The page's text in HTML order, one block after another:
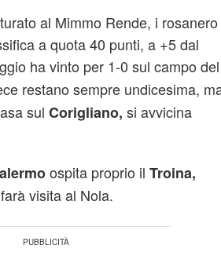
al Mimmo Rende, i rosanero
a quota 40 punti, a +5 dal
ha vinto per 1-0 sul campo del
restano sempre undicesima,
sul Corigliano, si avvicina
ospita proprio il Troina,
farà visita al Nola.